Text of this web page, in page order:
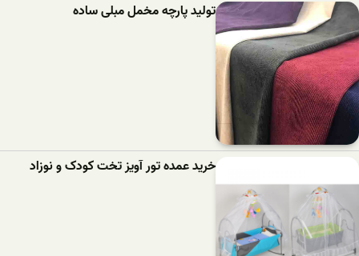
تولید پارچه مخمل مبلی ساده
خرید عمده تور آویز تخت کودک و نوزاد